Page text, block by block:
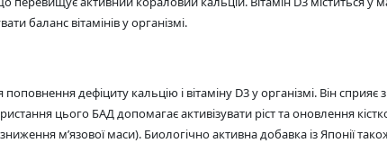
баланс вітамінів у організмі.
дефіциту кальцію і вітаміну D3 у організмі. Він сприяє
цього БАД допомагає активізувати ріст та оновлення
м’язової маси). Биологічно активна добавка із Японії